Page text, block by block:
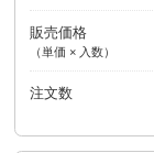
販売価格
（単価 × 入数）
注文数